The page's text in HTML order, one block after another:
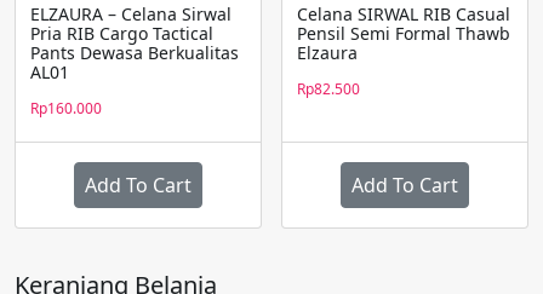
ELZAURA – Celana Sirwal
Pria RIB Cargo Tactical
Pants Dewasa Berkualitas
AL01
Rp160.000
Add To Cart
Produk
ini
Celana SIRWAL RIB Casual
Pensil Semi Formal Thawb
Elzaura
Rp82.500
Add To Cart
Produk
ini
Keranjang Belanja